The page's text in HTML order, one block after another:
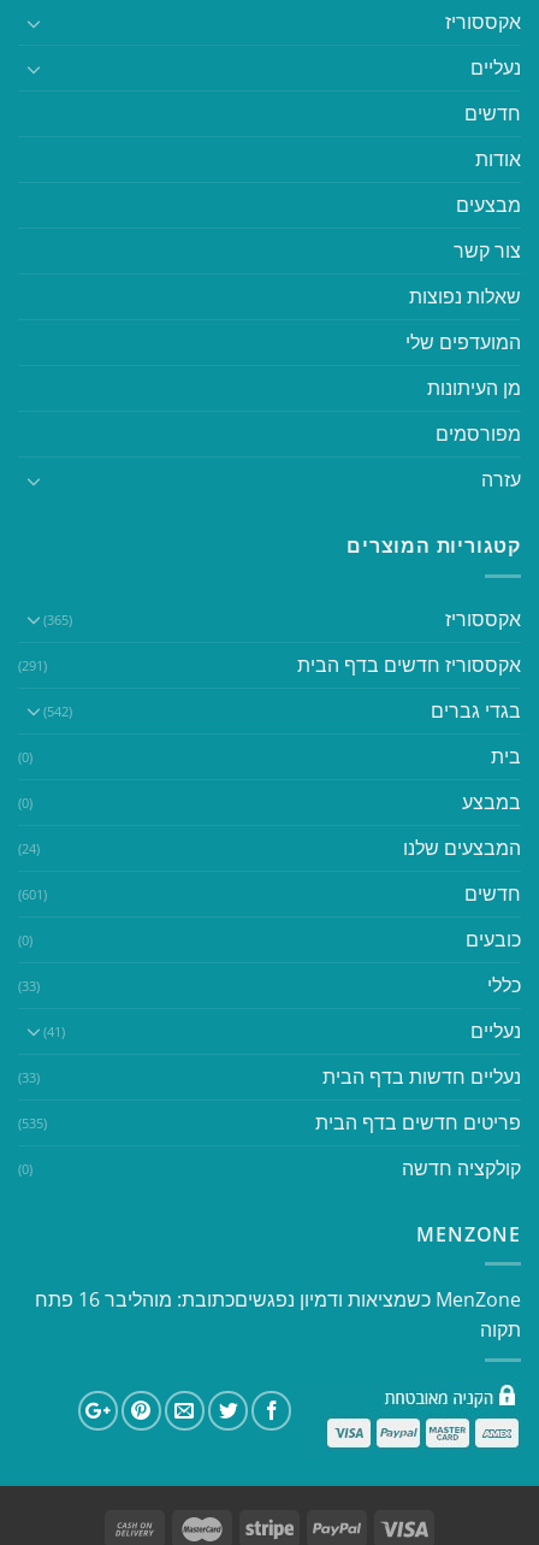
אקססוריז
נעליים
חדשים
אודות
מבצעים
צור קשר
שאלות נפוצות
המועדפים שלי
מן העיתונות
מפורסמים
עזרה
קטגוריות המוצרים
אקססוריז (365)
אקססוריז חדשים בדף הבית (291)
בגדי גברים (542)
בית (0)
במבצע (0)
המבצעים שלנו (24)
חדשים (601)
כובעים (0)
כללי (33)
נעליים (41)
נעליים חדשות בדף הבית (33)
פריטים חדשים בדף הבית (535)
קולקציה חדשה (0)
MENZONE
​​MenZone כשמציאות ודמיון נפגשים​ כתובת: מוהליבר 16 פתח
תקוה